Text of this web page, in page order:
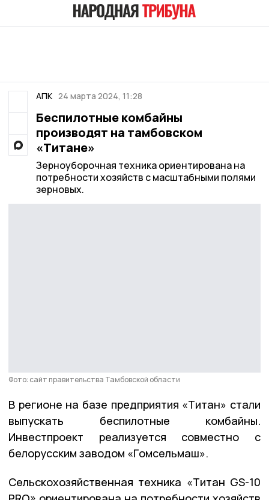
АПК 24 марта 2024, 11:28
Беспилотные комбайны
производят на тамбовском
«Титане»
Зерноуборочная техника ориентирована на
потребности хозяйств с масштабными полями
зерновых.
Фото: сайт правительства Тамбовской области
В регионе на базе предприятия «Титан» стали
выпускать беспилотные комбайны.
Инвестпроект реализуется совместно с
белорусским заводом «Гомсельмаш».
Сельскохозяйственная техника «Титан GS-10